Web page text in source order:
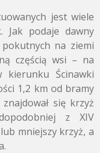
jest wiele
Jak podaje dawny
na ziemi
częścią wsi – na
kierunku Ścinawki
1,2 km od bramy
się krzyż
z XIV
mniejszy krzyż, a